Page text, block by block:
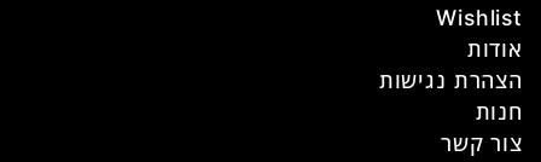
Wishlist
אודות
הצהרת נגישות
חנות
צור קשר